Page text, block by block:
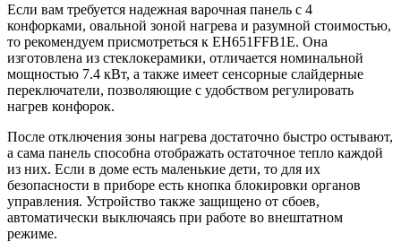
Если вам требуется надежная варочная панель с 4
конфорками, овальной зоной нагрева и разумной стоимостью,
то рекомендуем присмотреться к EH651FFB1E. Она
изготовлена из стеклокерамики, отличается номинальной
мощностью 7.4 кВт, а также имеет сенсорные слайдерные
переключатели, позволяющие с удобством регулировать
нагрев конфорок.
После отключения зоны нагрева достаточно быстро остывают,
а сама панель способна отображать остаточное тепло каждой
из них. Если в доме есть маленькие дети, то для их
безопасности в приборе есть кнопка блокировки органов
управления. Устройство также защищено от сбоев,
автоматически выключаясь при работе во внештатном
режиме.